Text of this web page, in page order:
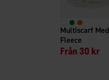
Multiscarf Med
Fleece
Från 30 kr